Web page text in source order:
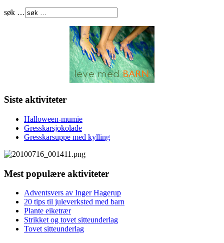
søk …
Siste aktiviteter
Halloween-mumie
Gresskarsjokolade
Gresskarsuppe med kylling
Mest populære aktiviteter
Adventsvers av Inger Hagerup
20 tips til juleverksted med barn
Plante eiketrær
Strikket og tovet sitteunderlag
Tovet sitteunderlag